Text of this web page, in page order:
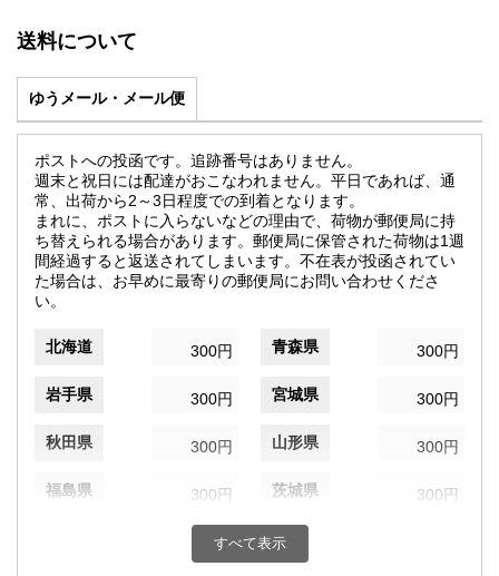
送料について
ゆうメール・メール便
ポストへの投函です。追跡番号はありません。
週末と祝日には配達がおこなわれません。平日であれば、通
常、出荷から2～3日程度での到着となります。
まれに、ポストに入らないなどの理由で、荷物が郵便局に持
ち替えられる場合があります。郵便局に保管された荷物は1週
間経過すると返送されてしまいます。不在表が投函されてい
た場合は、お早めに最寄りの郵便局にお問い合わせくださ
い。
北海道 300円 青森県 300円
岩手県 300円 宮城県 300円
秋田県 300円 山形県 300円
福島県 300円 茨城県 300円
300円 群馬県
すべて表示